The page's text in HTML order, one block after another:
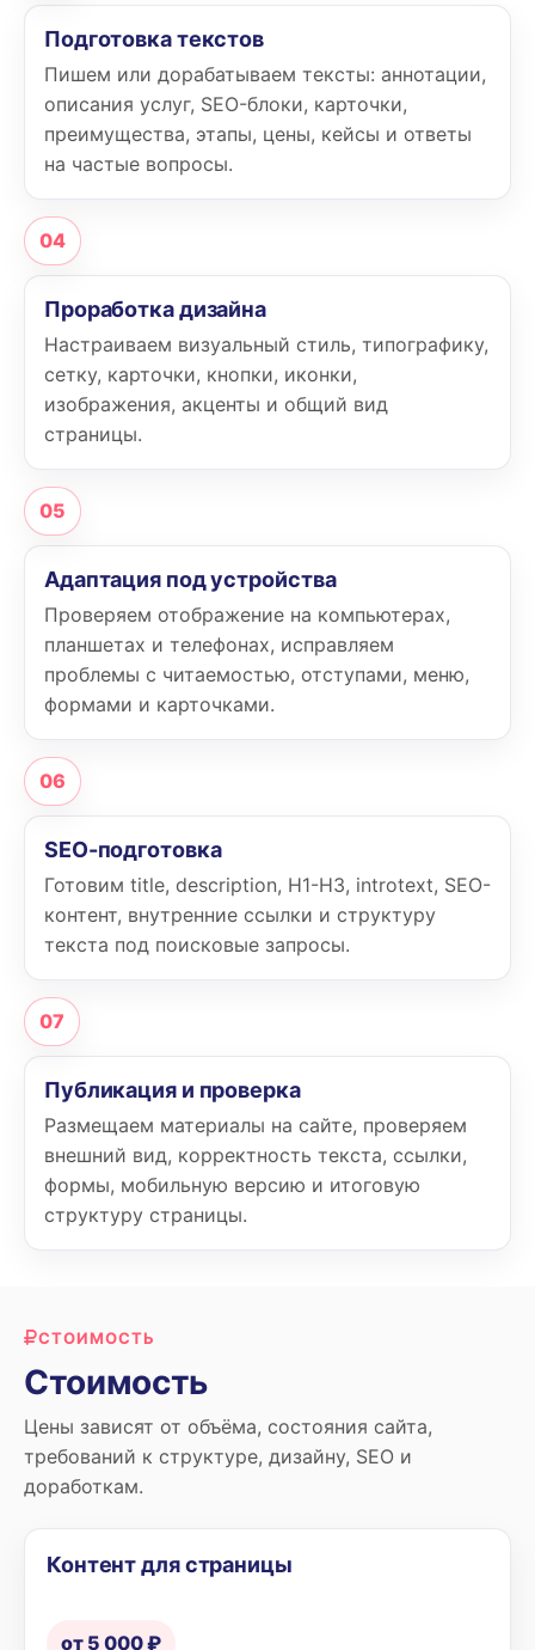
Подготовка текстов
Пишем или дорабатываем тексты: аннотации,
описания услуг, SEO-блоки, карточки,
преимущества, этапы, цены, кейсы и ответы
на частые вопросы.
04
Проработка дизайна
Настраиваем визуальный стиль, типографику,
сетку, карточки, кнопки, иконки,
изображения, акценты и общий вид
страницы.
05
Адаптация под устройства
Проверяем отображение на компьютерах,
планшетах и телефонах, исправляем
проблемы с читаемостью, отступами, меню,
формами и карточками.
06
SEO-подготовка
Готовим title, description, H1-H3, introtext, SEO-
контент, внутренние ссылки и структуру
текста под поисковые запросы.
07
Публикация и проверка
Размещаем материалы на сайте, проверяем
внешний вид, корректность текста, ссылки,
формы, мобильную версию и итоговую
структуру страницы.
СТОИМОСТЬ
Стоимость
Цены зависят от объёма, состояния сайта,
требований к структуре, дизайну, SEO и
доработкам.
Контент для страницы
от 5 000 ₽